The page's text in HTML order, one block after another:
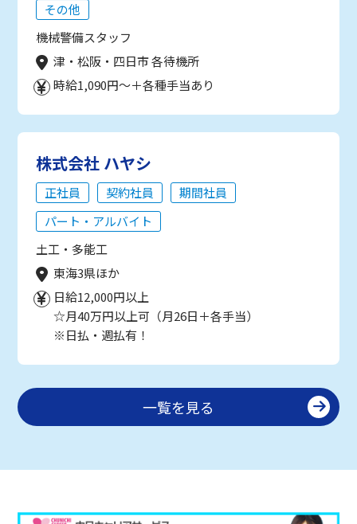
その他
機械警備スタッフ
津・松阪・四日市 各待機所
時給1,090円～＋各種手当あり
株式会社 ハヤシ
正社員 契約社員
期間社員
パート・アルバイト
土工・多能工
東海3県ほか
日給12,000円以上
☆月40万円以上可（月26日＋各手当）
※日払・週払有！
一覧を見る